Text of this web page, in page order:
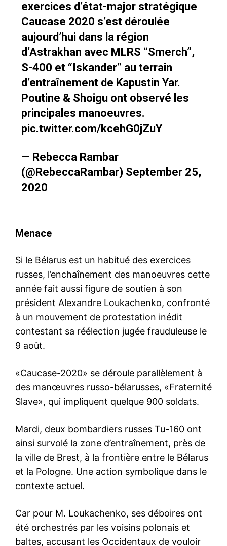
exercices d’état-major stratégique
Caucase 2020 s’est déroulée
aujourd’hui dans la région
d’Astrakhan avec MLRS “Smerch”,
S-400 et “Iskander” au terrain
d’entraînement de Kapustin Yar.
Poutine & Shoigu ont observé les
principales manoeuvres.
pic.twitter.com/kcehG0jZuY
— Rebecca Rambar
(@RebeccaRambar) September 25,
2020
Menace
Si le Bélarus est un habitué des exercices
russes, l’enchaînement des manoeuvres cette
année fait aussi figure de soutien à son
président Alexandre Loukachenko, confronté
à un mouvement de protestation inédit
contestant sa réélection jugée frauduleuse le
9 août.
«Caucase-2020» se déroule parallèlement à
des manœuvres russo-bélarusses, «Fraternité
Slave», qui impliquent quelque 900 soldats.
Mardi, deux bombardiers russes Tu-160 ont
ainsi survolé la zone d’entraînement, près de
la ville de Brest, à la frontière entre le Bélarus
et la Pologne. Une action symbolique dans le
contexte actuel.
Car pour M. Loukachenko, ses déboires ont
été orchestrés par les voisins polonais et
baltes, accusant les Occidentaux de vouloir